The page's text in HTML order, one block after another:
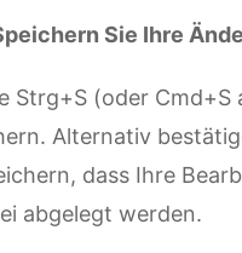
Sie Ihre
Strg+S (oder Cmd+S
Alternativ
dass Ihre
abgelegt werden.